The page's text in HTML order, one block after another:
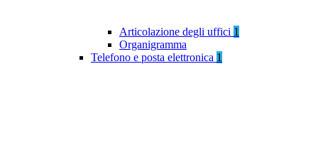
Articolazione degli uffici 1
Organigramma
Telefono e posta elettronica 1